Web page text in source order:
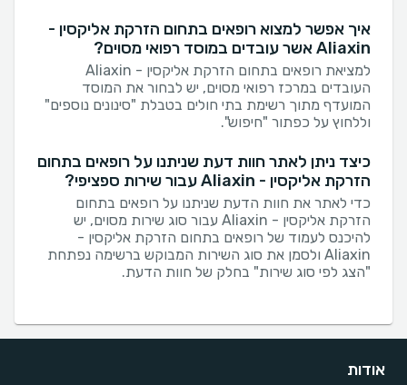
איך אפשר למצוא רופאים בתחום הזרקת אליקסין -
Aliaxin אשר עובדים במוסד רפואי מסוים?
למציאת רופאים בתחום הזרקת אליקסין - Aliaxin
העובדים במרכז רפואי מסוים, יש לבחור את המוסד
המועדף מתוך רשימת בתי חולים בטבלת "סינונים נוספים"
וללחוץ על כפתור "חיפוש".
כיצד ניתן לאתר חוות דעת שניתנו על רופאים בתחום
הזרקת אליקסין - Aliaxin עבור שירות ספציפי?
כדי לאתר את חוות הדעת שניתנו על רופאים בתחום
הזרקת אליקסין - Aliaxin עבור סוג שירות מסוים, יש
להיכנס לעמוד של רופאים בתחום הזרקת אליקסין -
Aliaxin ולסמן את סוג השירות המבוקש ברשימה נפתחת
"הצג לפי סוג שירות" בחלק של חוות הדעת.
אודות